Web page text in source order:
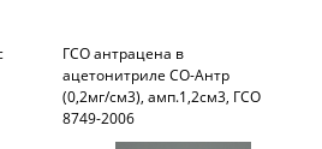
ГСО антрацена в
ацетонитриле СО-Антр
(0,2мг/см3), амп.1,2см3, ГСО
8749-2006